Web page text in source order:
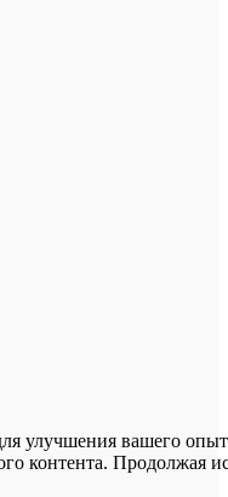
улучшения вашего
контента. Продолжая